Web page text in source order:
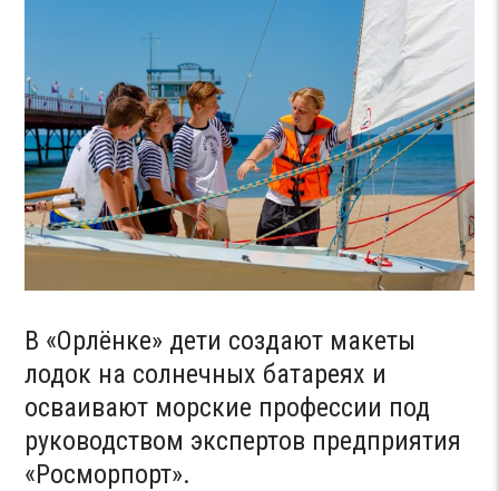
В «Орлёнке» дети создают макеты
лодок на солнечных батареях и
осваивают морские профессии под
руководством экспертов предприятия
«Росморпорт».